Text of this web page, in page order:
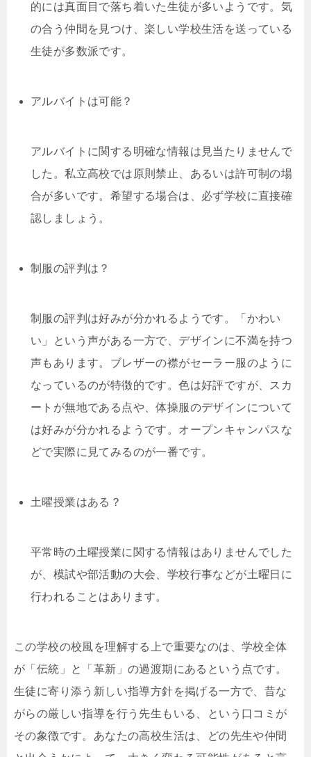
的には真面目で落ち着いた生徒が多いようです。気
の合う仲間を見つけ、楽しい学校生活を送っている
生徒が多数派です。
アルバイトは可能？
アルバイトに関する明確な情報は見当たりませんで
した。私立高校では原則禁止、あるいは許可制の場
合が多いです。希望する場合は、必ず学校に直接確
認しましょう。
制服の評判は？
制服の評判は好みが分かれるようです。「かわい
い」という声がある一方で、デザインに不満を持つ
声もあります。ブレザーの襟がセーラー服のように
なっているのが特徴的です。色は好評ですが、スカ
ートが無地である点や、体操服のデザインについて
は好みが分かれるようです。オープンキャンパスな
どで実際に見てみるのが一番です。
土曜授業はある？
平常時の土曜授業に関する情報はありませんでした
が、模試や部活動の大会、学校行事などが土曜日に
行われることはあります。
この学校の校風を理解する上で重要なのは、学校全体
が「伝統」と「革新」の過渡期にあるという点です。
生徒に寄り添う新しい指導方針を掲げる一方で、昔な
がらの厳しい指導を行う先生もいる、という口コミが
その象徴です。あなたの高校生活は、どの先生や仲間